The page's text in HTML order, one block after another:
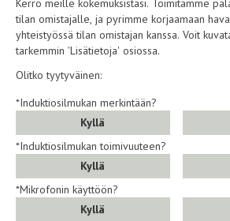
Kerro meille kokemuksistasi. Toimitamme
tilan omistajalle, ja pyrimme korjaamaan havaitut ongelmat
yhteistyössä tilan omistajan kanssa. Voit
tarkemmin 'Lisätietoja' osiossa.
Olitko tyytyväinen:
*Induktiosilmukan merkintään?
Kyllä
*Induktiosilmukan toimivuuteen?
Kyllä
*Mikrofonin käyttöön?
Kyllä